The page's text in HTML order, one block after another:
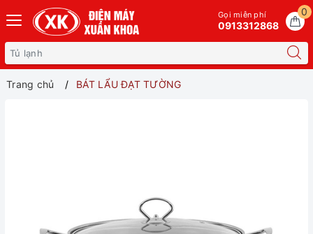
0
Gọi miễn phí
0913312868
Trang chủ BÁT LẨU ĐẠT TƯỜNG